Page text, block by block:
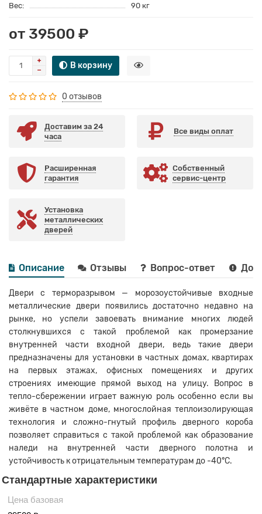
Вес:
90 кг
от 39500 ₽
В корзину
0 отзывов
Доставим за 24
часа
Все виды оплат
Расширенная
гарантия
Собственный
сервис-центр
Установка
металлических
дверей
Описание Отзывы Вопрос-ответ
Двери с терморазрывом — морозоустойчивые входные
металлические двери появились достаточно недавно на
рынке, но успели завоевать внимание многих людей
столкнувшихся с такой проблемой как промерзание
внутренней части входной двери, ведь такие двери
предназначены для установки в частных домах, квартирах
на первых этажах, офисных помещениях и других
строениях имеющие прямой выход на улицу. Вопрос в
тепло-сбережении играет важную роль особенно если вы
живёте в частном доме, многослойная теплоизолирующая
технология и сложно-гнутый профиль дверного короба
позволяет справиться с такой проблемой как образование
наледи на внутренней части дверного полотна и
устойчивость к отрицательным температурам до -40°C.
Стандартные характеристики
Цена базовая